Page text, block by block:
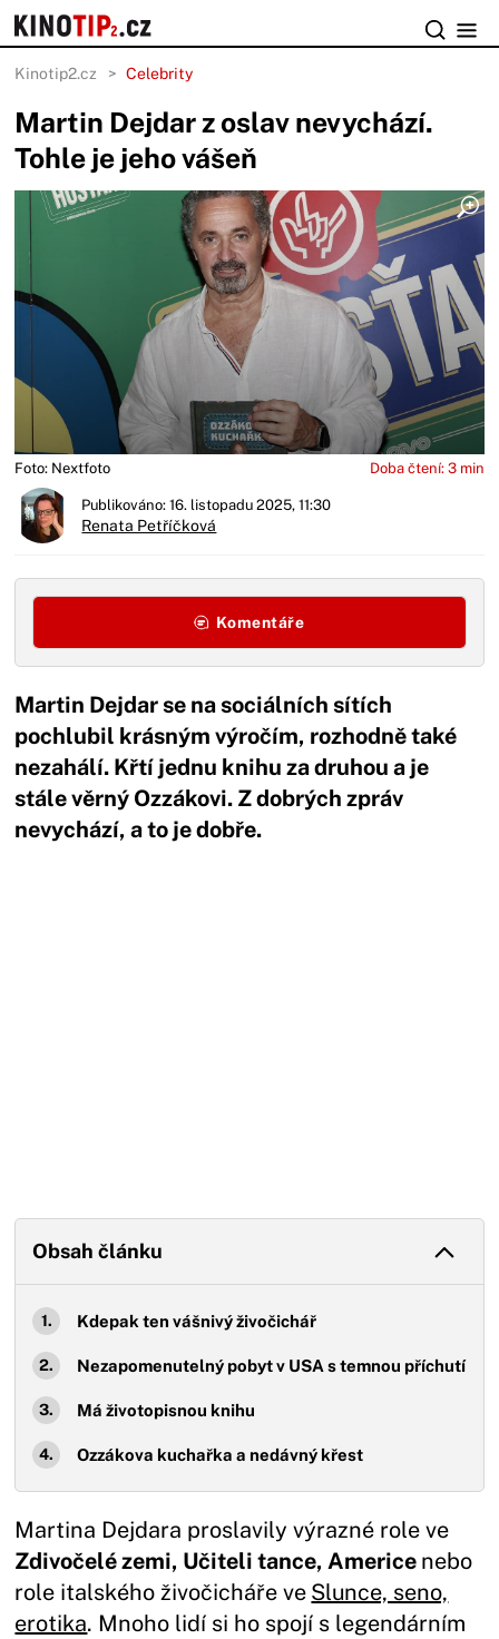
Kinotip2.cz Celebrity
Martin Dejdar z oslav nevychází.
Tohle je jeho vášeň
Foto: Nextfoto Doba čtení: 3 min
Publikováno: 16. listopadu 2025, 11:30
Renata Petříčková
Komentáře
Martin Dejdar se na sociálních sítích
pochlubil krásným výročím, rozhodně také
nezahálí. Křtí jednu knihu za druhou a je
stále věrný Ozzákovi. Z dobrých zpráv
nevychází, a to je dobře.
Obsah článku
Kdepak ten vášnivý živočichář
Nezapomenutelný pobyt v USA s temnou příchutí
Má životopisnou knihu
Ozzákova kuchařka a nedávný křest
Martina Dejdara proslavily výrazné role ve
Zdivočelé zemi, Učiteli tance, Americe nebo
role italského živočicháře ve Slunce, seno,
erotika. Mnoho lidí si ho spojí s legendárním